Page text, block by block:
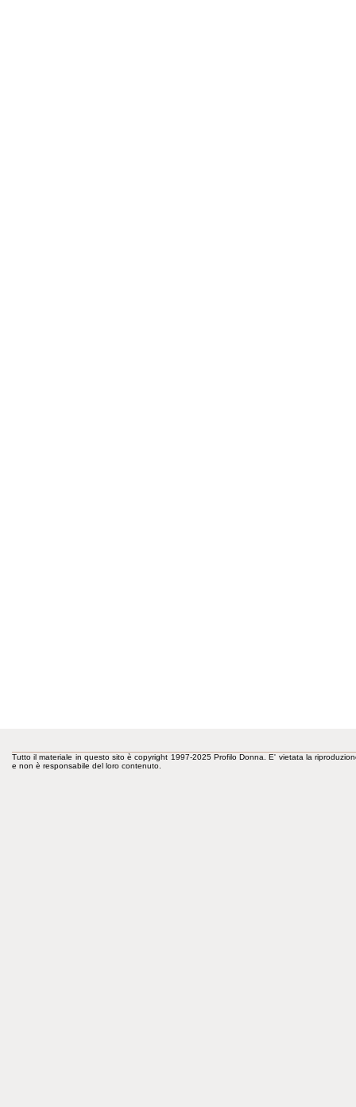
Tutto il materiale in questo sito è copyright 1997-2025 Profilo Donna. E' vietata la
e non è responsabile del loro contenuto.